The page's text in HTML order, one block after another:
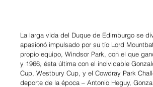
La larga vida del Duque de Edimburgo se
apasionó impulsado por su tío Lord
propio equipo, Windsor Park, con el que
y 1966, ésta última con el inolvidable
Cup, Westbury Cup, y el Cowdray Park
deporte de la época – Antonio Heguy,